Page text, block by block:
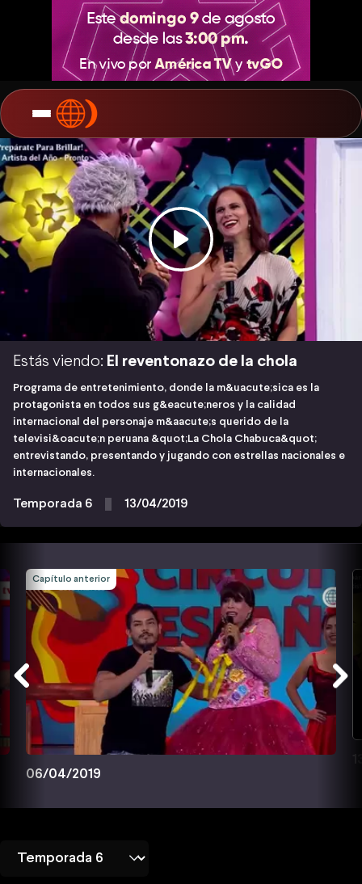
Estás viendo: El reventonazo de la chola
Programa de entretenimiento, donde la m&uacute;sica es la
protagonista en todos sus g&eacute;neros y la calidad
internacional del personaje m&aacute;s querido de la
televisi&oacute;n peruana &quot;La Chola Chabuca&quot;
entrevistando, presentando y jugando con estrellas nacionales e
internacionales.
Temporada 6 13/04/2019
Capítulo anterior
06/04/2019